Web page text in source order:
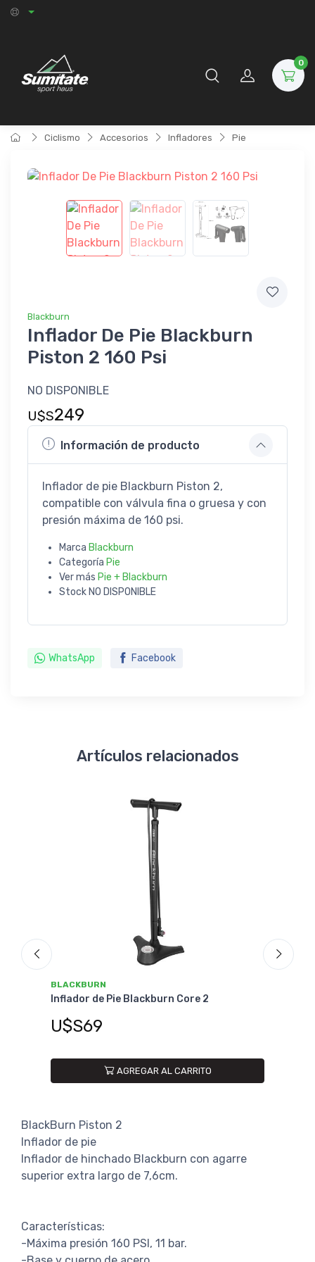
0
Ciclismo Accesorios Infladores Pie
Blackburn
Inflador De Pie Blackburn
Piston 2 160 Psi
NO DISPONIBLE
U$S249
Información de producto
Inflador de pie Blackburn Piston 2,
compatible con válvula fina o gruesa y con
presión máxima de 160 psi.
Marca Blackburn
Categoría Pie
Ver más Pie + Blackburn
StockNO DISPONIBLE
WhatsApp Facebook
Artículos relacionados
Pie Blackburn Core 2
AGREGAR AL CARRITO
Inflador de Pie
BlackBurn Piston 2
Inflador de pie
Inflador de hinchado Blackburn con agarre
superior extra largo de 7,6cm.
Características:
-Máxima presión 160 PSI, 11 bar.